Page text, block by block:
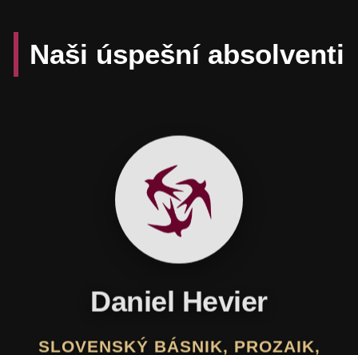
Naši úspešní absolventi
Daniel Hevier
SLOVENSKÝ BÁSNIK, PROZAIK,